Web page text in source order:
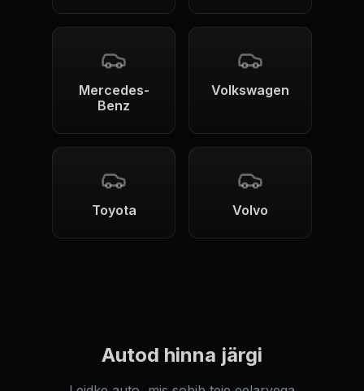
Mercedes-
Benz
Volkswagen
Toyota Volvo
Autod hinna järgi